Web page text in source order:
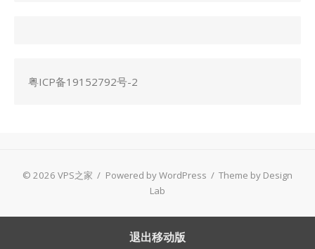
粤ICP备19152792号-2
© 2026 VPS之家 / Powered by WordPress / Theme by Design
Lab
退出移动版